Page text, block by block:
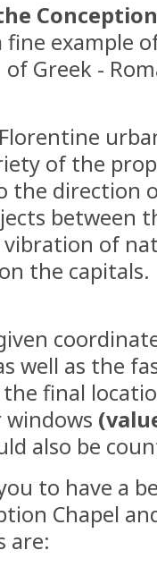
fine example
Greek -
of the
the direction
between
of
the capitals.
well as the
the final
also be
to have a
Chapel
are: